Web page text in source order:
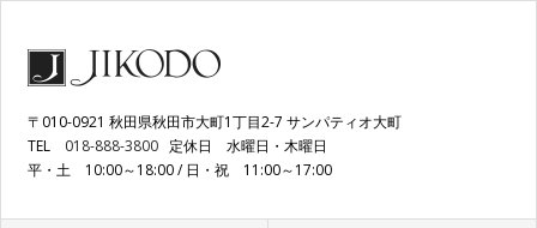
〒010-0921 秋田県秋田市大町1丁目2-7 サンパティオ大町
TEL 018-888-3800 定休日 水曜日・木曜日
平・土 10:00～18:00 / 日・祝 11:00～17:00